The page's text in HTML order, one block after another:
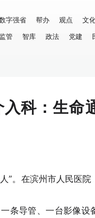
字强省 帮办 观点 文
监管 智库 政法 党建
科：生命
”。在滨州市人民医
条导管、一台影像设